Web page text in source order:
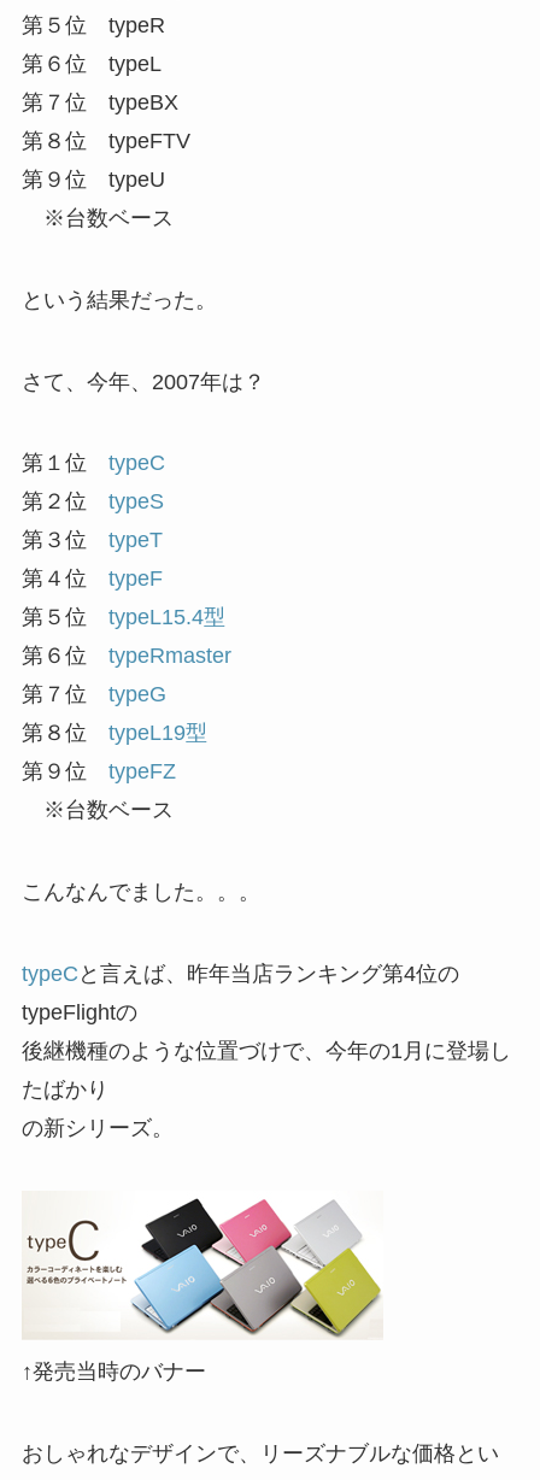
第５位 typeR
第６位 typeL
第７位 typeBX
第８位 typeFTV
第９位 typeU
※台数ベース
という結果だった。
さて、今年、2007年は？
第１位 typeC
第２位 typeS
第３位 typeT
第４位 typeF
第５位 typeL15.4型
第６位 typeRmaster
第７位 typeG
第８位 typeL19型
第９位 typeFZ
※台数ベース
こんなんでました。。。
typeC と言えば、昨年当店ランキング第4位の
typeFlightの
後継機種のような位置づけで、今年の1月に登場し
たばかり
の新シリーズ。
↑発売当時のバナー
おしゃれなデザインで、リーズナブルな価格とい